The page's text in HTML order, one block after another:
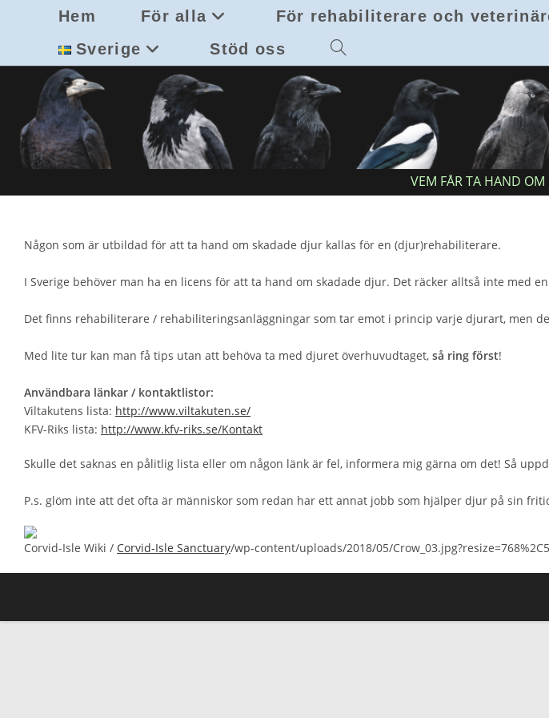
Hem För alla För rehabiliterare och
Sverige
Stöd oss Slå
webbplatssökning
VEM FÅR TA HAND OM
Någon som är utbildad för att ta hand om skadade djur kallas för en (djur)rehabiliterare.
I Sverige behöver man ha en licens för att ta hand om skadade djur. Det räcker alltså inte med
Det finns rehabiliterare / rehabiliteringsanläggningar som tar emot i princip varje djurart, men
Med lite tur kan man få tips utan att behöva ta med djuret överhuvudtaget, så ring först!
Användbara länkar / kontaktlistor:
Viltakutens lista: http://www.viltakuten.se/
KFV-Riks lista: http://www.kfv-riks.se/Kontakt
Skulle det saknas en pålitlig lista eller om någon länk är fel, informera mig gärna om det! Så
P.s. glöm inte att det ofta är människor som redan har ett annat jobb som hjälper djur på sin
Corvid-Isle Wiki / Corvid-Isle Sanctuary/wp-content/uploads/2018/05/